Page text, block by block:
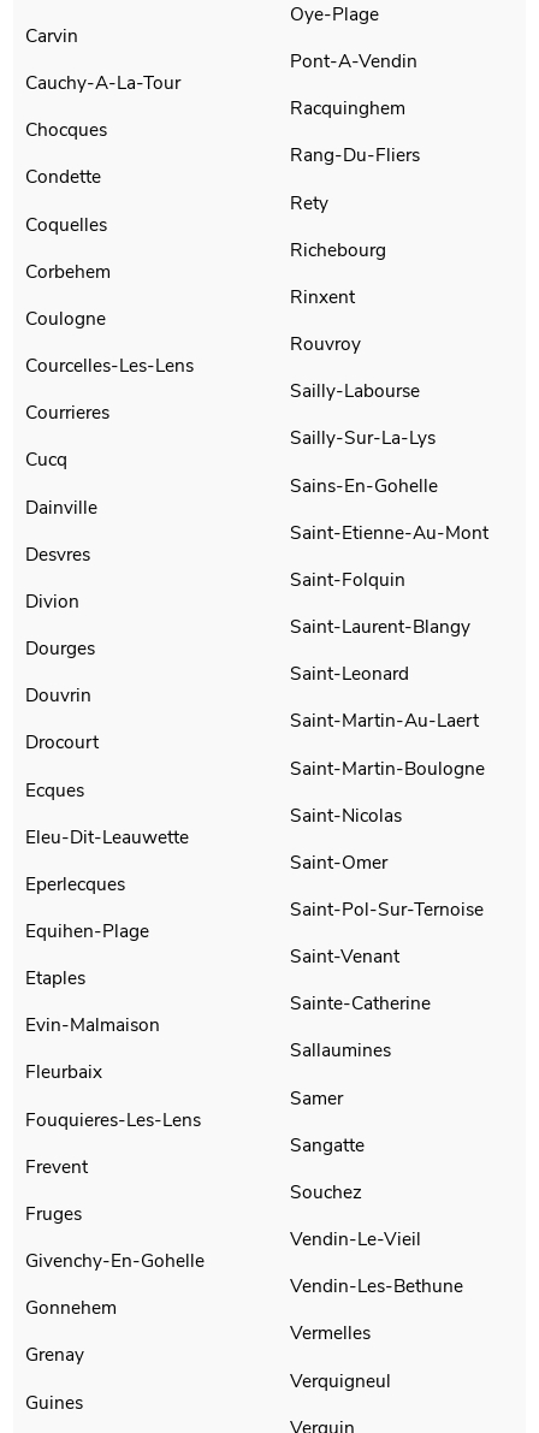
Carvin
Cauchy-A-La-Tour
Chocques
Condette
Coquelles
Corbehem
Coulogne
Courcelles-Les-Lens
Courrieres
Cucq
Dainville
Desvres
Divion
Dourges
Douvrin
Drocourt
Ecques
Eleu-Dit-Leauwette
Eperlecques
Equihen-Plage
Etaples
Evin-Malmaison
Fleurbaix
Fouquieres-Les-Lens
Frevent
Fruges
Givenchy-En-Gohelle
Gonnehem
Grenay
Guines
Oye-Plage
Pont-A-Vendin
Racquinghem
Rang-Du-Fliers
Rety
Richebourg
Rinxent
Rouvroy
Sailly-Labourse
Sailly-Sur-La-Lys
Sains-En-Gohelle
Saint-Etienne-Au-Mont
Saint-Folquin
Saint-Laurent-Blangy
Saint-Leonard
Saint-Martin-Au-Laert
Saint-Martin-Boulogne
Saint-Nicolas
Saint-Omer
Saint-Pol-Sur-Ternoise
Saint-Venant
Sainte-Catherine
Sallaumines
Samer
Sangatte
Souchez
Vendin-Le-Vieil
Vendin-Les-Bethune
Vermelles
Verquigneul
Verquin